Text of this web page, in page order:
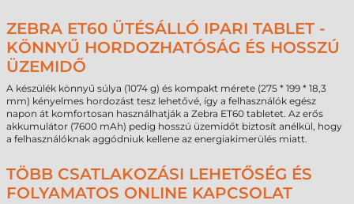
ZEBRA ET60 ÜTÉSÁLLÓ IPARI TABLET -
KÖNNYŰ HORDOZHATÓSÁG ÉS HOSSZÚ
ÜZEMIDŐ
A készülék könnyű súlya (1074 g) és kompakt mérete (275 * 199 * 18,3
mm) kényelmes hordozást tesz lehetővé, így a felhasználók egész
napon át komfortosan használhatják a Zebra ET60 tabletet. Az erős
akkumulátor (7600 mAh) pedig hosszú üzemidőt biztosít anélkül, hogy
a felhasználóknak aggódniuk kellene az energiakimerülés miatt.
TÖBB CSATLAKOZÁSI LEHETŐSÉG ÉS
FOLYAMATOS ONLINE KAPCSOLAT